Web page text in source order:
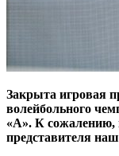
Закрыта игровая
волейбольного
«А». К сожалению,
представителя